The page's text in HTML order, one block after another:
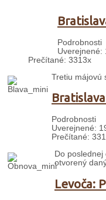
Podrobnosti
Uverejnené:
Prečítané: 3313x
Tretiu májovú
Podrobnosti
Uverejnené:
Prečítané:
Do
otvorený
Levoča: